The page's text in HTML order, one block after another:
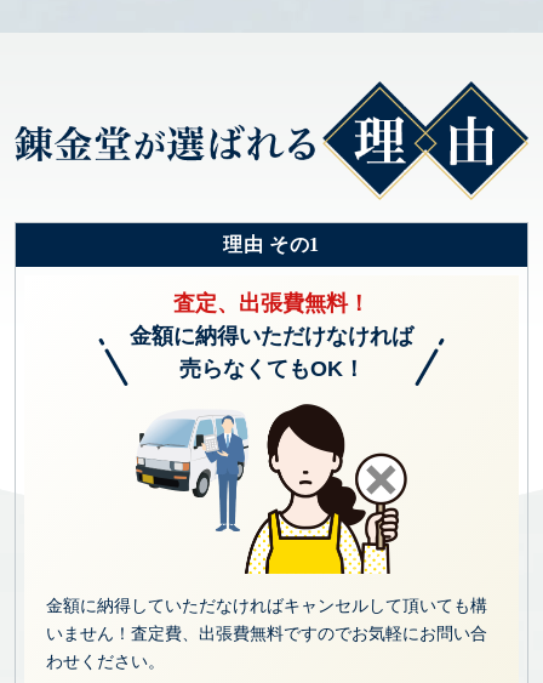
理由 その1
査定、出張費無料！
金額に納得いただけなければ
売らなくてもOK！
金額に納得していただなければキャンセルして頂いても構
いません！査定費、出張費無料ですのでお気軽にお問い合
わせください。